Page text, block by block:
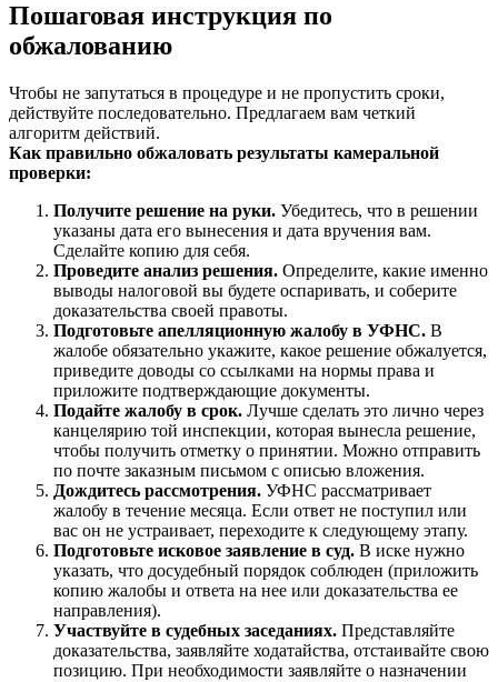
Пошаговая инструкция по
обжалованию
Чтобы не запутаться в процедуре и не пропустить сроки,
действуйте последовательно. Предлагаем вам четкий
алгоритм действий.
Как правильно обжаловать результаты камеральной
проверки:
Получите решение на руки. Убедитесь, что в решении
указаны дата его вынесения и дата вручения вам.
Сделайте копию для себя.
Проведите анализ решения. Определите, какие именно
выводы налоговой вы будете оспаривать, и соберите
доказательства своей правоты.
Подготовьте апелляционную жалобу в УФНС. В
жалобе обязательно укажите, какое решение обжалуется,
приведите доводы со ссылками на нормы права и
приложите подтверждающие документы.
Подайте жалобу в срок. Лучше сделать это лично через
канцелярию той инспекции, которая вынесла решение,
чтобы получить отметку о принятии. Можно отправить
по почте заказным письмом с описью вложения.
Дождитесь рассмотрения. УФНС рассматривает
жалобу в течение месяца. Если ответ не поступил или
вас он не устраивает, переходите к следующему этапу.
Подготовьте исковое заявление в суд. В иске нужно
указать, что досудебный порядок соблюден (приложить
копию жалобы и ответа на нее или доказательства ее
направления).
Участвуйте в судебных заседаниях. Представляйте
доказательства, заявляйте ходатайства, отстаивайте свою
позицию. При необходимости заявляйте о назначении